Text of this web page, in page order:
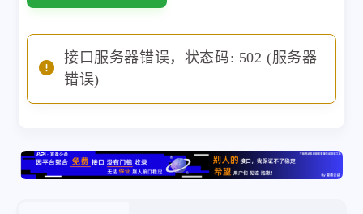
接口服务器错误，状态码: 502 (服务器
错误)